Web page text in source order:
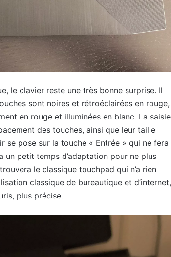
le clavier reste une très bonne surprise. Il
sont noires et rétroéclairées en rouge,
en rouge et illuminées en blanc. La saisie
des touches, ainsi que leur taille
se pose sur la touche « Entrée » qui ne fera
un petit temps d’adaptation pour ne plus
le classique touchpad qui n’a rien
classique de bureautique et d’internet,
plus précise.